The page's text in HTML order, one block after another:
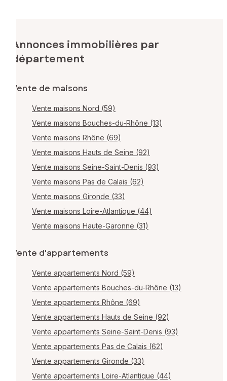
Annonces immobilières par
département
Vente de maisons
Vente maisons Nord (59)
Vente maisons Bouches-du-Rhône (13)
Vente maisons Rhône (69)
Vente maisons Hauts de Seine (92)
Vente maisons Seine-Saint-Denis (93)
Vente maisons Pas de Calais (62)
Vente maisons Gironde (33)
Vente maisons Loire-Atlantique (44)
Vente maisons Haute-Garonne (31)
Vente d'appartements
Vente appartements Nord (59)
Vente appartements Bouches-du-Rhône (13)
Vente appartements Rhône (69)
Vente appartements Hauts de Seine (92)
Vente appartements Seine-Saint-Denis (93)
Vente appartements Pas de Calais (62)
Vente appartements Gironde (33)
Vente appartements Loire-Atlantique (44)